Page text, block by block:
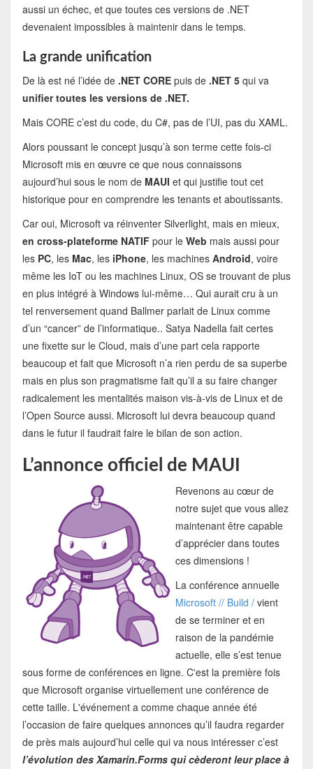
aussi un échec, et que toutes ces versions de .NET
devenaient impossibles à maintenir dans le temps.
La grande unification
De là est né l’idée de .NET COREpuis de .NET 5qui va
unifier toutes les versions de .NET.
Mais CORE c’est du code, du C#, pas de l’UI, pas du XAML.
Alors poussant le concept jusqu’à son terme cette fois-ci
Microsoft mis en œuvre ce que nous connaissons
aujourd’hui sous le nom de MAUI et qui justifie tout cet
historique pour en comprendre les tenants et aboutissants.
Car oui, Microsoft va réinventer Silverlight, mais en mieux,
en cross-plateforme NATIFpour le Web mais aussi pour
les PC, les Mac, les iPhone, les machines Android, voire
même les IoT ou les machines Linux, OS se trouvant de plus
en plus intégré à Windows lui-même… Qui aurait cru à un
tel renversement quand Ballmer parlait de Linux comme
d’un “cancer” de l’informatique.. Satya Nadella fait certes
une fixette sur le Cloud, mais d’une part cela rapporte
beaucoup et fait que Microsoft n’a rien perdu de sa superbe
mais en plus son pragmatisme fait qu’il a su faire changer
radicalement les mentalités maison vis-à-vis de Linux et de
l’Open Source aussi. Microsoft lui devra beaucoup quand
dans le futur il faudrait faire le bilan de son action.
L’annonce officiel de MAUI
Revenons au cœur de
notre sujet que vous allez
maintenant être capable
d’apprécier dans toutes
ces dimensions !
La conférence annuelle
Microsoft // Build /vient
de se terminer et en
raison de la pandémie
actuelle, elle s’est tenue
sous forme de conférences en ligne. C'est la première fois
que Microsoft organise virtuellement une conférence de
cette taille. L'événement a comme chaque année été
l’occasion de faire quelques annonces qu’il faudra regarder
de près mais aujourd’hui celle qui va nous intéresser c’est
l’évolution des Xamarin.Forms qui cèderont leur place à